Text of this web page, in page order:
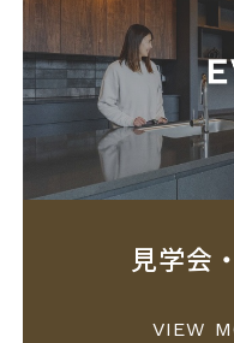
見学会
VIEW